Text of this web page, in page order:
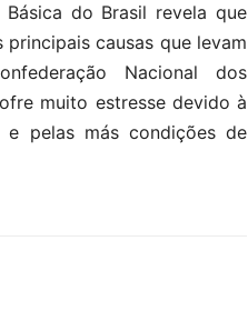
do Brasil revela que
principais causas que levam
Nacional dos
muito estresse devido à
e pelas más condições de